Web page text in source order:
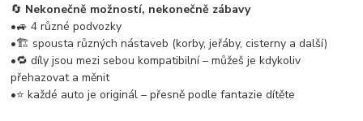
🔄 Nekonečně možností, nekonečně zábavy
•🚙 4 různé podvozky
•🏗️ spousta různých nástaveb (korby, jeřáby, cisterny a další)
•🔁 díly jsou mezi sebou kompatibilní – můžeš je kdykoliv
přehazovat a měnit
•⭐ každé auto je originál – přesně podle fantazie dítěte